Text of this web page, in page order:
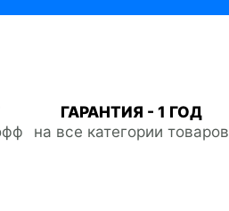
ГАРАНТИЯ - 1 ГОД
на все категории товаров